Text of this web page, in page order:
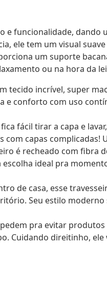
e funcionalidade, dando
ele tem um visual
um suporte
ou na hora da
tecido incrível, super
e conforto com uso
fácil tirar a capa e
capas complicadas!
é recheado com fibra
ideal pra
de casa, esse
Seu estilo
pra evitar
Cuidando direitinho,